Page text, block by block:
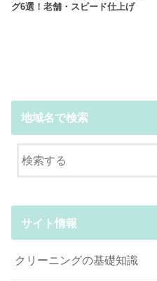
グ6選！老舗・スピード仕上げ
地域名で検索
サイト情報
クリーニングの基礎知識